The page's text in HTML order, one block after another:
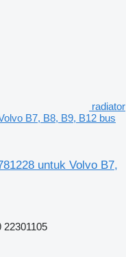
radiator
B7, B8, B9, B12 bus
untuk Volvo B7,
22301105